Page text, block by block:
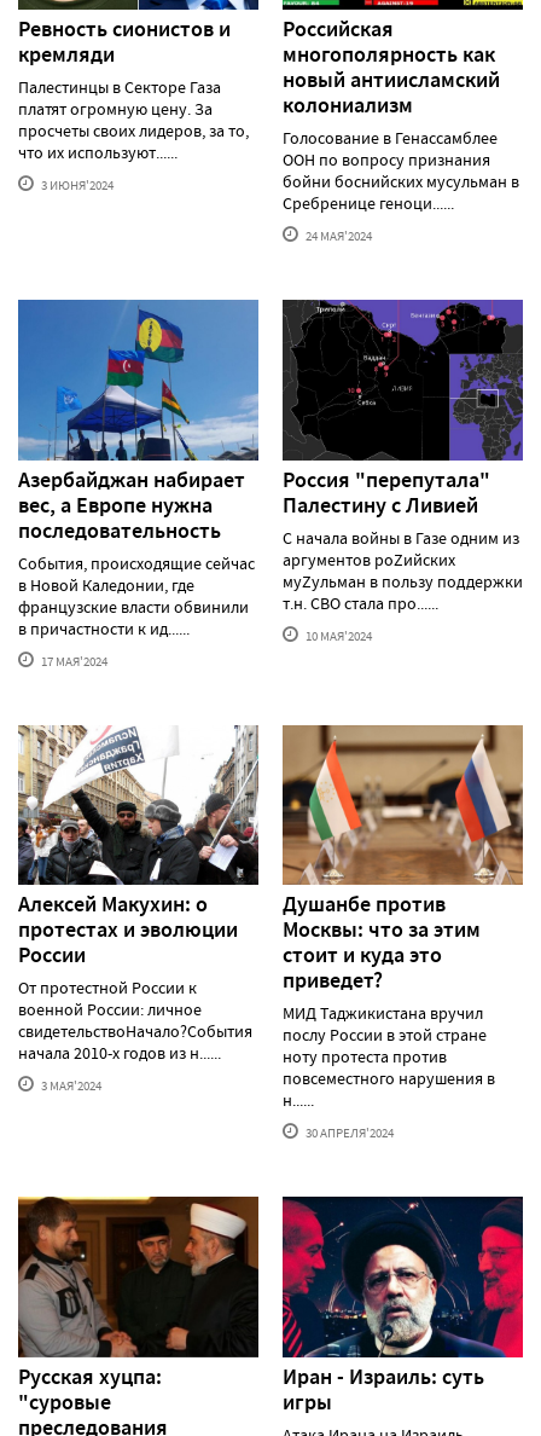
Ревность сионистов и
кремляди
Палестинцы в Секторе Газа
платят огромную цену. За
просчеты своих лидеров, за то,
что их используют......
3 ИЮНЯ'2024
Российская
многополярность как
новый антиисламский
колониализм
Голосование в Генассамблее
ООН по вопросу признания
бойни боснийских мусульман в
Сребренице геноци......
24 МАЯ'2024
Азербайджан набирает
вес, а Европе нужна
последовательность
События, происходящие сейчас
в Новой Каледонии, где
французские власти обвинили
в причастности к ид......
17 МАЯ'2024
Россия "перепутала"
Палестину с Ливией
С начала войны в Газе одним из
аргументов роZийских
муZульман в пользу поддержки
т.н. СВО стала про......
10 МАЯ'2024
Алексей Макуxин: о
протестаx и эволюции
России
От протестной России к
военной России: личное
свидетельствоНачало?События
начала 2010-х годов из н......
3 МАЯ'2024
Душанбе против
Москвы: что за этим
стоит и куда это
приведет?
МИД Таджикистана вручил
послу России в этой стране
ноту протеста против
повсеместного нарушения в
н......
30 АПРЕЛЯ'2024
Русская хуцпа:
"суровые
преследования
Иран - Израиль: суть
игры